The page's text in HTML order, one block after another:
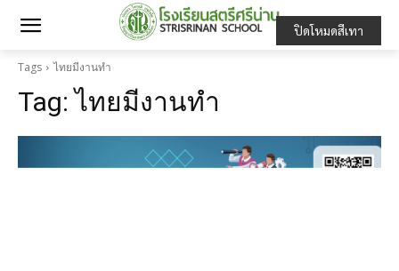
Tags ไทยมีงานทำ
Tag:ไทยมีงานทำ
ปิดโหมดสีเทา